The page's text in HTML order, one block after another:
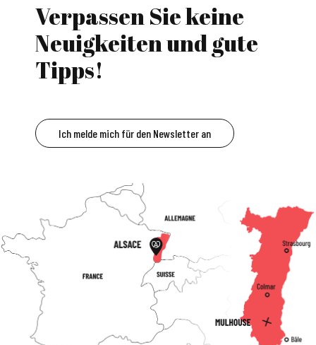
Verpassen Sie keine
Neuigkeiten und gute
Tipps!
Ich melde mich für den Newsletter an